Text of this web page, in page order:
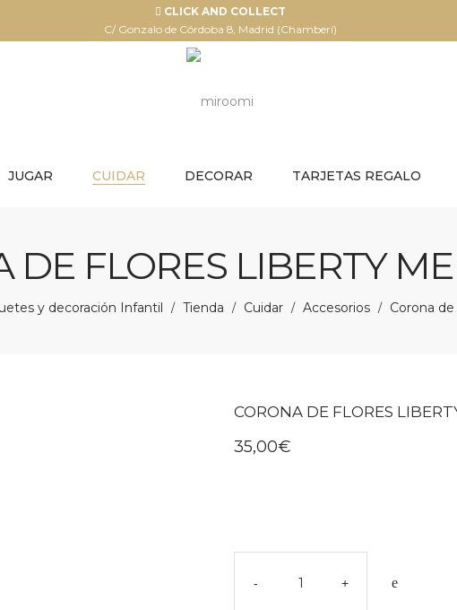
CLICK AND COLLECT
C/ Gonzalo de Córdoba 8, Madrid (Chamberí)
JUGAR CUIDAR DECORAR TARJETAS REGALO
DE FLORES LIBERTY
y decoración Infantil / Tienda / Cuidar / Accesorios / Corona
CORONA DE FLORES
35,00€
- +